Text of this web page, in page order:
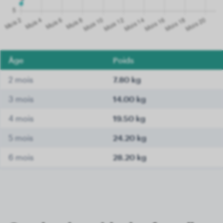
Âge Poids
2 mois 7.80 kg
3 mois 14.00 kg
4 mois 19.50 kg
5 mois 24.20 kg
6 mois 28.20 kg